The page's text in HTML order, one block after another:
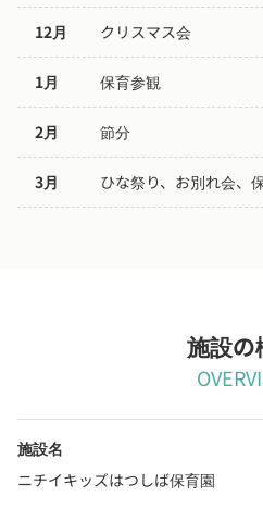
12月 クリスマス会
1月 保育参観
2月 節分
3月 ひな祭り、お別れ会、
施設の
施設名
ニチイキッズはつしば保育園